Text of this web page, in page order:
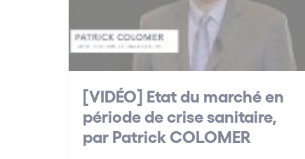
[VIDÉO] Etat du marché en
période de crise sanitaire,
par Patrick COLOMER